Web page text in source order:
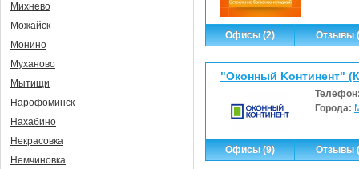
Офисы (2) Отзывы
"Oкoнный Koнтинeнт"
Города:
Офисы (9) Отзывы
Михнево
Можайск
Монино
Муханово
Мытищи
Нарофоминск
Нахабино
Некрасовка
Немчиновка